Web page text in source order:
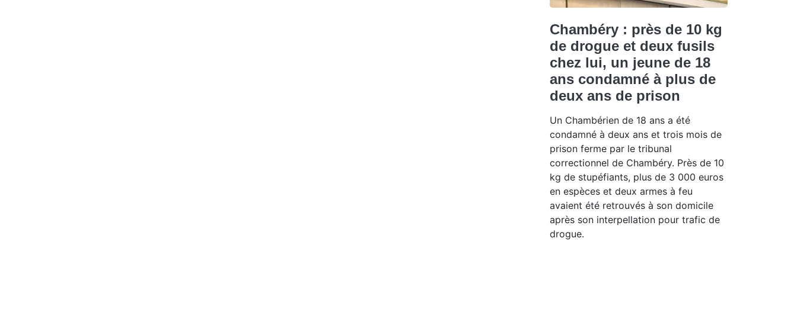
Chambéry : près de 10 kg
de drogue et deux fusils
chez lui, un jeune de 18
ans condamné à plus de
deux ans de prison
Un Chambérien de 18 ans a été
condamné à deux ans et trois mois de
prison ferme par le tribunal
correctionnel de Chambéry. Près de 10
kg de stupéfiants, plus de 3 000 euros
en espèces et deux armes à feu
avaient été retrouvés à son domicile
après son interpellation pour trafic de
drogue.